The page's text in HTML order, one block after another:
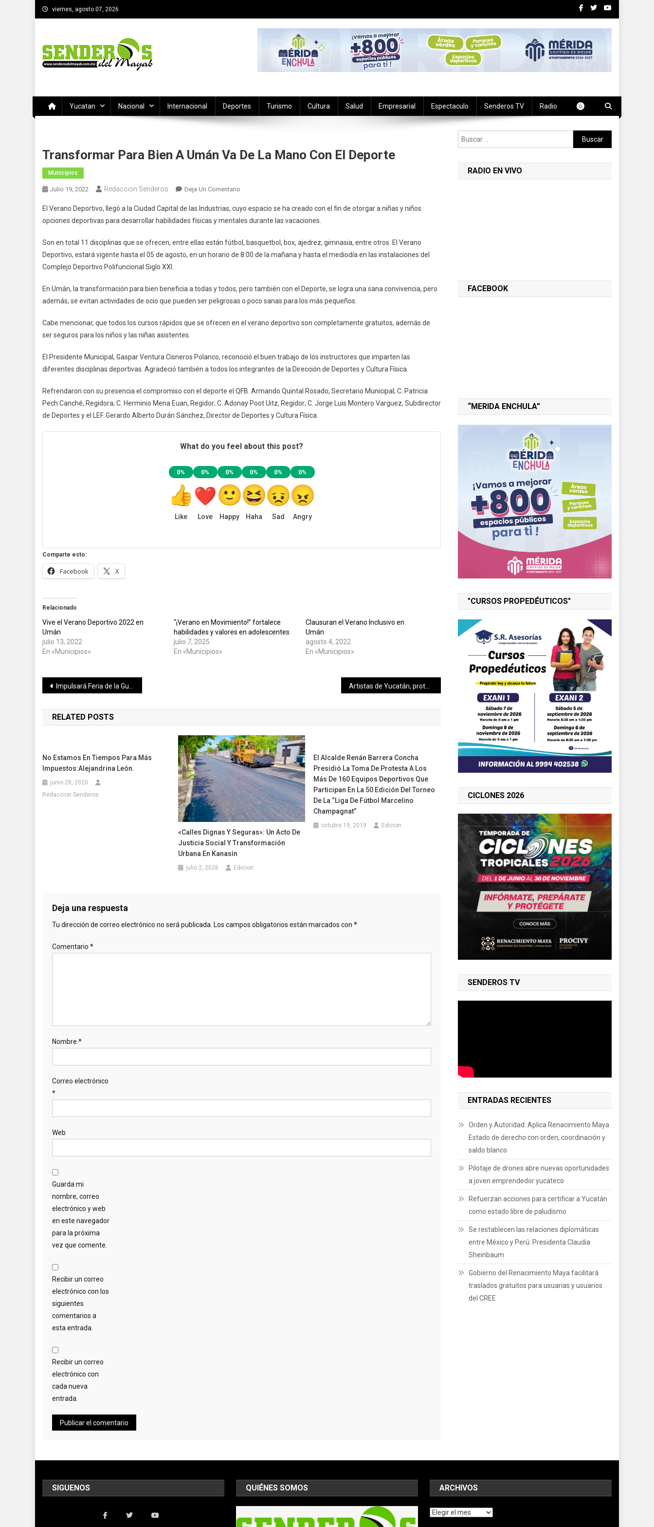
Saltar
al
viernes, agosto 07, 2026
Yucatan Nacional Internacional Deportes Turismo Cultura Salud Empresarial Espectaculo Senderos TV Radio
Transformar Para Bien A Umán Va De La Mano Con El Deporte
Municipios
Julio 19, 2022 Redaccion Senderos Deja Un Comentario
Para
Bien
Umán
Va
Mano
Con
Deporte
El Verano Deportivo, llegó a la Ciudad Capital de las Industrias, cuyo espacio se ha creado con el fin de otorgar a niñas y niños
opciones deportivas para desarrollar habilidades físicas y mentales durante las vacaciones.
Son en total 11 disciplinas que se ofrecen, entre ellas están fútbol, basquetbol, box, ajedrez, gimnasia, entre otros. El Verano
Deportivo, estará vigente hasta el 05 de agosto, en un horario de 8:00 de la mañana y hasta el mediodía en las instalaciones del
Complejo Deportivo Polifuncional Siglo XXI.
En Umán, la transformación para bien beneficia a todas y todos, pero también con el Deporte, se logra una sana convivencia, pero
además, se evitan actividades de ocio que pueden ser peligrosas o poco sanas para los más pequeños.
Cabe mencionar, que todos los cursos rápidos que se ofrecen en el verano deportivo son completamente gratuitos, además de
ser seguros para los niños y las niñas asistentes.
El Presidente Municipal, Gaspar Ventura Cisneros Polanco, reconoció el buen trabajo de los instructores que imparten las
diferentes disciplinas deportivas. Agradeció también a todos los integrantes de la Dirección de Deportes y Cultura Física.
Refrendaron con su presencia el compromiso con el deporte el QFB. Armando Quintal Rosado, Secretario Municipal; C. Patricia
Pech Canché, Regidora; C. Herminio Mena Euan, Regidor; C. Adonay Poot Uitz, Regidor; C. Jorge Luis Montero Varguez, Subdirector
de Deportes y el LEF. Gerardo Alberto Durán Sánchez, Director de Deportes y Cultura Física.
What do you feel about this post?
0%
Like
0%
Love
0%
Happy
0%
Haha
0%
Sad
0%
Angry
Comparte esto:
Facebook X
Relacionado
Vive el Verano Deportivo 2022 en
Umán
julio 13, 2022
En «Municipios»
“¡Verano en Movimiento!” fortalece
habilidades y valores en adolescentes
julio 7, 2025
En «Municipios»
Clausuran el Verano Inclusivo en
Umán
agosto 4, 2022
En «Municipios»
Navegación
de
entradas
Impulsará Feria de la Guayabera 2022 el networking con mercados internacionales
RELATED POSTS
No Estamos En Tiempos Para Más
Impuestos:Alejandrina León.
junio 28, 2020
Redaccion Senderos
«Calles Dignas Y Seguras»: Un Acto De
Justicia Social Y Transformación
Urbana En Kanasín
julio 2, 2026 Edicion
El Alcalde Renán Barrera Concha
Presidió La Toma De Protesta A Los
Más De 160 Equipos Deportivos Que
Participan En La 50 Edición Del Torneo
De La “Liga De Fútbol Marcelino
Champagnat”
octubre 19, 2019 Edicion
Deja una respuesta
Tu dirección de correo electrónico no será publicada. Los campos obligatorios están marcados con *
Comentario *
Nombre *
Correo electrónico
*
Web
Guarda mi
nombre, correo
electrónico y web
en este navegador
para la próxima
vez que comente.
Recibir un correo
electrónico con los
siguientes
comentarios a
esta entrada.
Recibir un correo
electrónico con
cada nueva
entrada.
Buscar:
RADIO EN VIVO
FACEBOOK
“MERIDA ENCHULA”
"CURSOS PROPEDÉUTICOS"
CICLONES 2026
SENDEROS TV
ENTRADAS RECIENTES
Orden y Autoridad: Aplica Renacimiento Maya
Estado de derecho con orden, coordinación y
saldo blanco
Pilotaje de drones abre nuevas oportunidades
a joven emprendedor yucateco
Refuerzan acciones para certificar a Yucatán
como estado libre de paludismo
Se restablecen las relaciones diplomáticas
entre México y Perú: Presidenta Claudia
Sheinbaum
Gobierno del Renacimiento Maya facilitará
traslados gratuitos para usuarias y usuarios
del CREE
SIGUENOS QUIÉNES SOMOS ARCHIVOS
Archivos